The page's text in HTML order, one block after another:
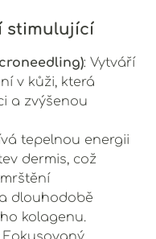
stimulující
: Vytváří
v kůži, která
a zvýšenou
tepelnou energii
dermis, což
dlouhodobě
kolagenu.
Fokusovaný